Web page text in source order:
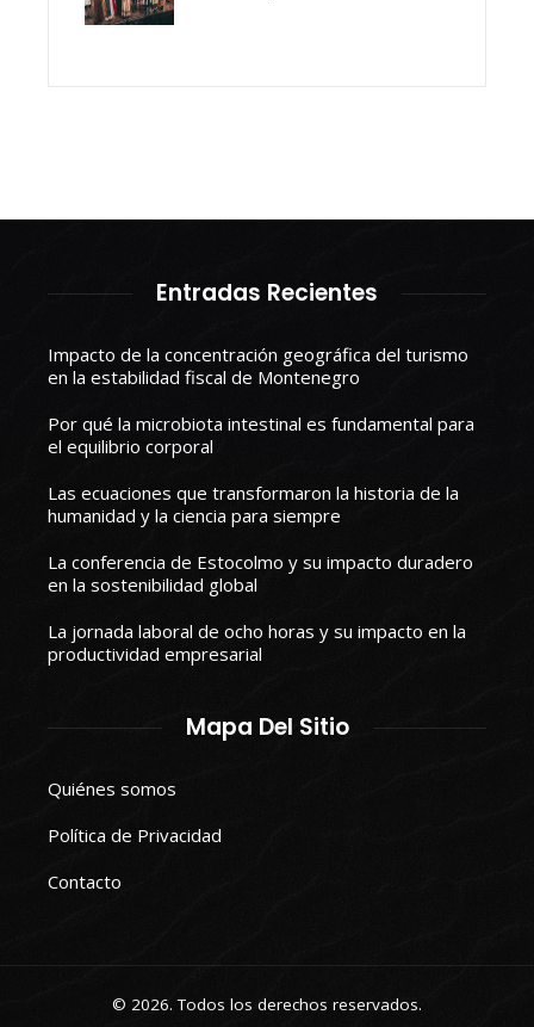
Entradas Recientes
Impacto de la concentración geográfica del turismo
en la estabilidad fiscal de Montenegro
Por qué la microbiota intestinal es fundamental para
el equilibrio corporal
Las ecuaciones que transformaron la historia de la
humanidad y la ciencia para siempre
La conferencia de Estocolmo y su impacto duradero
en la sostenibilidad global
La jornada laboral de ocho horas y su impacto en la
productividad empresarial
Mapa Del Sitio
Quiénes somos
Política de Privacidad
Contacto
© 2026. Todos los derechos reservados.